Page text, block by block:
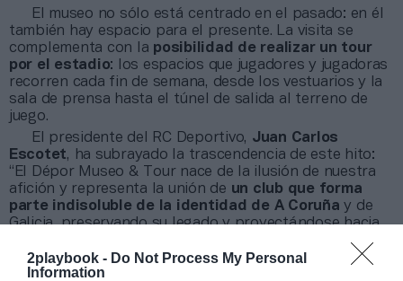
2playbook - Do Not Process My Personal
Information
El museo no sólo está centrado en el pasado: en él
también hay espacio para el presente. La visita se
complementa con la posibilidad de realizar un tour
por el estadio: los espacios que jugadores y jugadoras
recorren cada fin de semana, desde los vestuarios y la
sala de prensa hasta el túnel de salida al terreno de
juego.
El presidente del RC Deportivo, Juan Carlos
Escotet, ha subrayado la trascendencia de este hito:
“El Dépor Museo & Tour nace de la ilusión de nuestra
afición y representa la unión de un club que forma
parte indisoluble de la identidad de A Coruña y de
Galicia, preservando su legado y proyectándose hacia